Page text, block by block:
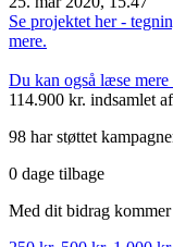
Se projektet her -
mere.
Du kan også læse mere
114.900 kr. indsamlet
98 har støttet
0 dage tilbage
Med dit bidrag